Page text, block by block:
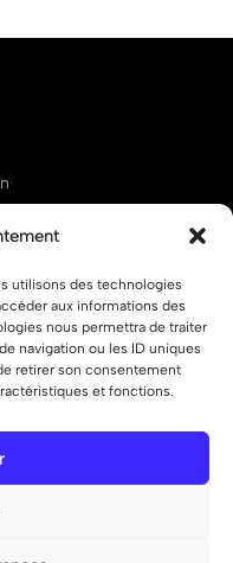
utilisons des technologies
aux informations des
nous permettra de traiter
navigation ou les ID uniques
retirer son consentement
et fonctions.